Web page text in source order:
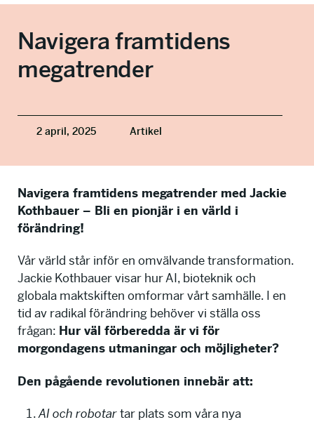
Navigera framtidens
megatrender
2 april, 2025 Artikel
Navigera framtidens megatrender med Jackie
Kothbauer – Bli en pionjär i en värld i
förändring!
Vår värld står inför en omvälvande transformation.
Jackie Kothbauer visar hur AI, bioteknik och
globala maktskiften omformar vårt samhälle. I en
tid av radikal förändring behöver vi ställa oss
frågan: Hur väl förberedda är vi för
morgondagens utmaningar och möjligheter?
Den pågående revolutionen innebär att:
AI och robotartar plats som våra nya